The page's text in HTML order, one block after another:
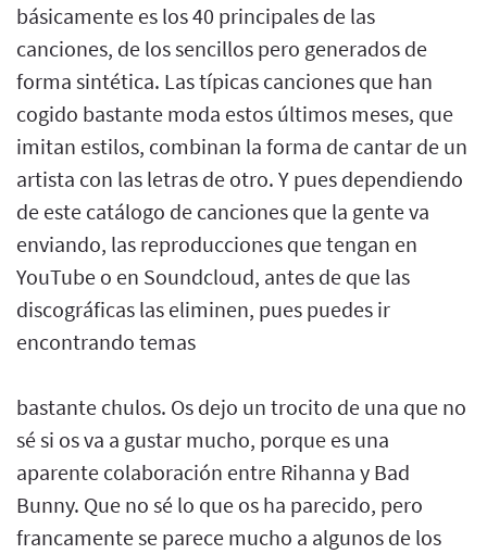
básicamente es los 40 principales de las
canciones, de los sencillos pero generados de
forma sintética. Las típicas canciones que han
cogido bastante moda estos últimos meses, que
imitan estilos, combinan la forma de cantar de un
artista con las letras de otro. Y pues dependiendo
de este catálogo de canciones que la gente va
enviando, las reproducciones que tengan en
YouTube o en Soundcloud, antes de que las
discográficas las eliminen, pues puedes ir
encontrando temas
bastante chulos. Os dejo un trocito de una que no
sé si os va a gustar mucho, porque es una
aparente colaboración entre Rihanna y Bad
Bunny. Que no sé lo que os ha parecido, pero
francamente se parece mucho a algunos de los